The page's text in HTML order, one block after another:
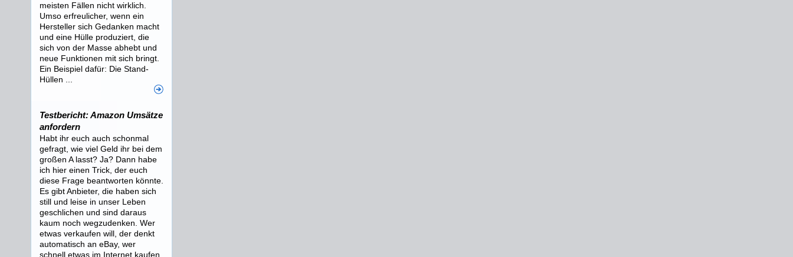
meisten Fällen nicht wirklich.
Umso erfreulicher, wenn ein
Hersteller sich Gedanken macht
und eine Hülle produziert, die
sich von der Masse abhebt und
neue Funktionen mit sich bringt.
Ein Beispiel dafür: Die Stand-
Hüllen ...
Testbericht: Amazon Umsätze
anfordern
Habt ihr euch auch schonmal
gefragt, wie viel Geld ihr bei dem
großen A lasst? Ja? Dann habe
ich hier einen Trick, der euch
diese Frage beantworten könnte.
Es gibt Anbieter, die haben sich
still und leise in unser Leben
geschlichen und sind daraus
kaum noch wegzudenken. Wer
etwas verkaufen will, der denkt
automatisch an eBay, wer
schnell etwas im Internet kaufen